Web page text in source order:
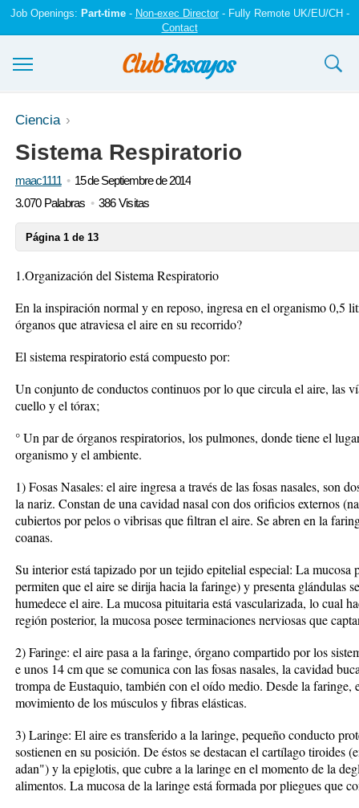
Job Openings: Part-time- Non-exec Director- Fully Remote UK/EU/CH -
Contact
Ensayos y trabajos
Registrarse
Iniciar sesión
Ciencia
Sistema Respiratorio
maac1111
15 de Septiembre de 2014
3.070 Palabras
386 Visitas
Página 1 de 13
1.Organización del Sistema Respiratorio
En la inspiración normal y en reposo, ingresa en el organismo 0,5
órganos que atraviesa el aire en su recorrido?
El sistema respiratorio está compuesto por:
Un conjunto de conductos continuos por lo que circula el aire, las
cuello y el tórax;
° Un par de órganos respiratorios, los pulmones, donde tiene el
organismo y el ambiente.
1) Fosas Nasales: el aire ingresa a través de las fosas nasales, son
la nariz. Constan de una cavidad nasal con dos orificios externos
cubiertos por pelos o vibrisas que filtran el aire. Se abren en la
coanas.
Su interior está tapizado por un tejido epitelial especial: La
permiten que el aire se dirija hacia la faringe) y presenta glándulas
humedece el aire. La mucosa pituitaria está vascularizada, lo cual
región posterior, la mucosa posee terminaciones nerviosas que
2) Faringe: el aire pasa a la faringe, órgano compartido por los
e unos 14 cm que se comunica con las fosas nasales, la cavidad
trompa de Eustaquio, también con el oído medio. Desde la faringe,
movimiento de los músculos y fibras elásticas.
3) Laringe: El aire es transferido a la laringe, pequeño conducto
sostienen en su posición. De éstos se destacan el cartílago tiroides
adan") y la epiglotis, que cubre a la laringe en el momento de la
alimentos. La mucosa de la laringe está formada por pliegues que